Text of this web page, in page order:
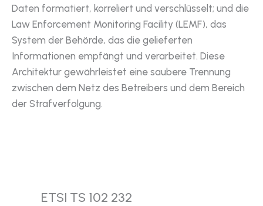
Daten formatiert, korreliert und verschlüsselt; und die
Law Enforcement Monitoring Facility (LEMF), das
System der Behörde, das die gelieferten
Informationen empfängt und verarbeitet. Diese
Architektur gewährleistet eine saubere Trennung
zwischen dem Netz des Betreibers und dem Bereich
der Strafverfolgung.
ETSI TS 102 232